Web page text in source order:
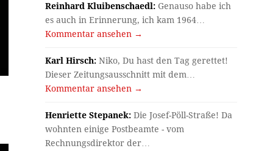
Reinhard Kluibenschaedl: Genauso habe ich
es auch in Erinnerung, ich kam 1964…
Kommentar ansehen →
Karl Hirsch: Niko, Du hast den Tag gerettet!
Dieser Zeitungsausschnitt mit dem…
Kommentar ansehen →
Henriette Stepanek: Die Josef-Pöll-Straße! Da
wohnten einige Postbeamte - vom
Rechnungsdirektor der…